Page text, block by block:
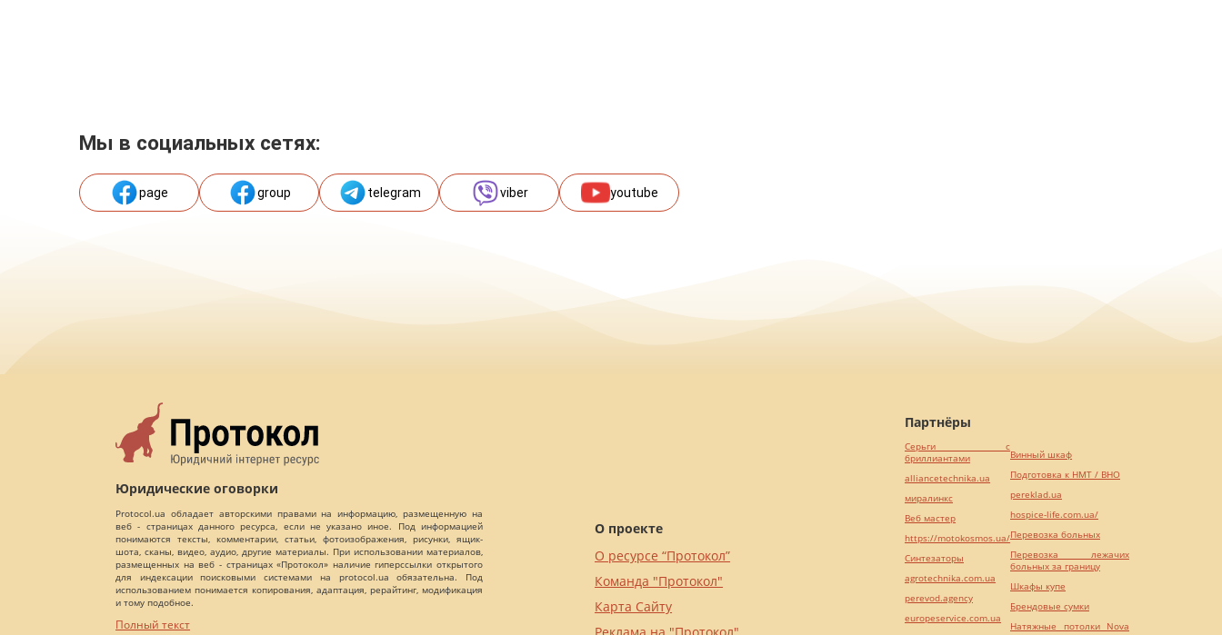
Мы в социальных сетях:
page group telegram viber youtube
Юридические оговорки
Protocol.ua обладает авторскими правами на информацию, размещенную на
веб - страницах данного ресурса, если не указано иное. Под информацией
понимаются тексты, комментарии, статьи, фотоизображения, рисунки, ящик-
шота, сканы, видео, аудио, другие материалы. При использовании материалов,
размещенных на веб - страницах «Протокол» наличие гиперссылки открытого
для индексации поисковыми системами на protocol.ua обязательна. Под
использованием понимается копирования, адаптация, рерайтинг, модификация
и тому подобное.
Полный текст
О проекте
О ресурсе “Протокол”
Команда "Протокол"
Карта Сайту
Партнёры
Серьги с
бриллиантами
alliancetechnika.ua
миралинкс
Веб мастер
https://motokosmos.ua/
Синтезаторы
agrotechnika.com.ua
perevod.agency
europeservice.com.ua
Винный шкаф
Подготовка к НМТ / ВНО
pereklad.ua
hospice-life.com.ua/
Перевозка больных
Перевозка лежачих
больных за границу
Шкафы купе
Брендовые сумки
Натяжные потолки Nova